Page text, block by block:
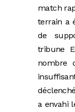
match
terrain a
de
tribune
nombre
a envahi